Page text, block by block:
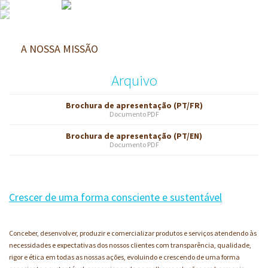
A NOSSA MISSÃO
Arquivo
Brochura de apresentação (PT/FR)
Documento PDF
Brochura de apresentação (PT/EN)
Documento PDF
Crescer de uma forma consciente e sustentável
Conceber, desenvolver, produzir e comercializar produtos e serviços atendendo às
necessidades e expectativas dos nossos clientes com transparência, qualidade,
rigor e ética em todas as nossas ações, evoluindo e crescendo de uma forma
X - 4
X - 6
X - 7
X - 8
X - 10
X - 11
X - 13
X - 14